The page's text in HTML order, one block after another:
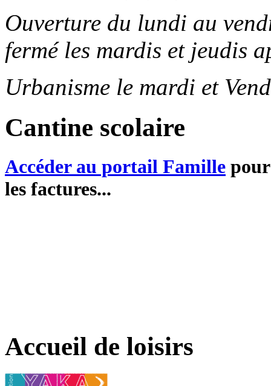
Ouverture du lundi au
fermé les mardis et jeudis
Urbanisme le mardi et
Cantine scolaire
Accéder au portail Famille
les factures...
Accueil de loisirs